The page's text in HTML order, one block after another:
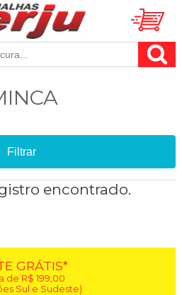
Filtrar
encontrado.
GRÁTIS*
de R$ 199,00
Sul e Sudeste)